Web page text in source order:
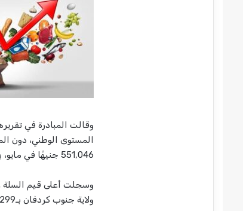
551,046 جنيهًا في مايو، بزيادة بلغت 2%”.
ولاية جنوب كردفان بـ608,299 جنيهًا.